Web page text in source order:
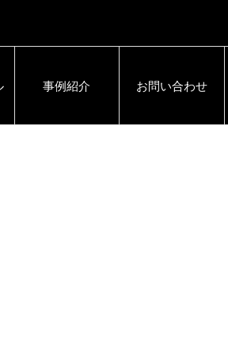
事例紹介 お問い合わせ